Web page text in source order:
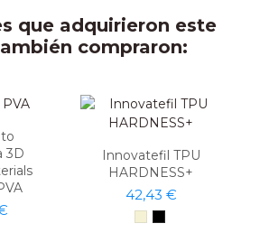
que adquirieron este
compraron:
3D
Innovatefil TPU
HARDNESS+
42,43 €